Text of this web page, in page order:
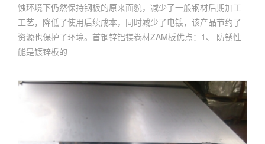
蚀环境下仍然保持钢板的原来面貌，减少了一般钢材后期加工
工艺，降低了使用后续成本，同时减少了电镀，该产品节约了
资源也保护了环境。首钢锌铝镁卷材ZAM板优点：1、 防锈性
能是镀锌板的